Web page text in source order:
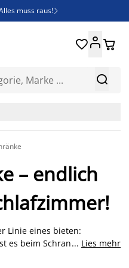
muss raus! 
JYSK-B2B
um nur 40€ 
 
– endlich
Linie eines bieten:
es beim Schrank quasi wie
... Lies mehr